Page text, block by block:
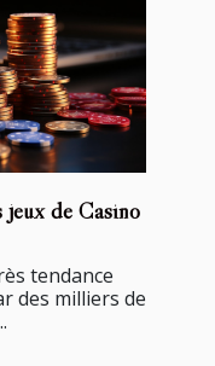
jeux de Casino
tendance
des milliers de